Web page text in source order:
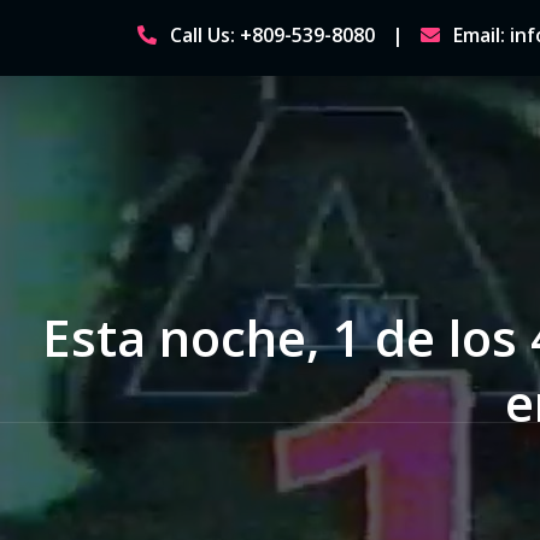
content
Call Us: +809-539-8080 Email:
Esta noche, 1 de